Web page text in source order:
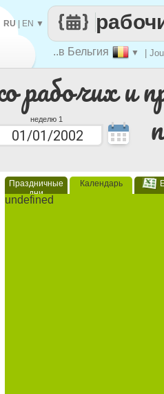
рабочих и
неделю 1
Праздничные
дни
Календарь
undefined
..в Бельгия ▼ |
RU| EN ▼